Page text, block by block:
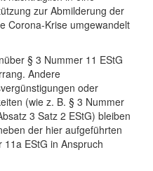
zur Abmilderung der
Corona-Krise umgewandelt
§ 3 Nummer 11 EStG
Andere
oder
(wie z. B. § 3 Nummer
3 Satz 2 EStG) bleiben
der hier aufgeführten
EStG in Anspruch